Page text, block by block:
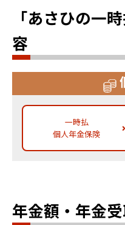
「あさひの一
容
一時払
個人年金保険
年金額・年金